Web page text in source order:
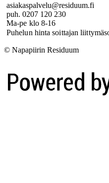
asiakaspalvelu@residuum.fi
puh. 0207 120 230
Ma-pe klo 8-16
Puhelun hinta soittajan
© Napapiirin Residuum